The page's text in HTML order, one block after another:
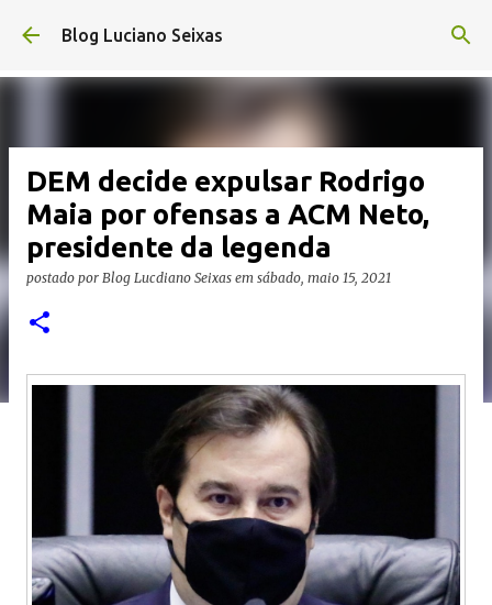
Pular para o conteúdo principal
Blog Luciano Seixas
DEM decide expulsar Rodrigo
Maia por ofensas a ACM Neto,
presidente da legenda
postado por Blog Lucdiano Seixas em sábado, maio 15, 2021